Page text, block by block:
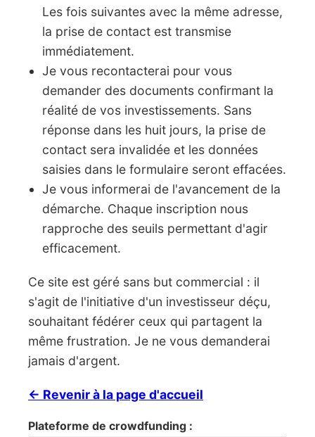
Les fois suivantes avec la même adresse,
la prise de contact est transmise
immédiatement.
Je vous recontacterai pour vous
demander des documents confirmant la
réalité de vos investissements. Sans
réponse dans les huit jours, la prise de
contact sera invalidée et les données
saisies dans le formulaire seront effacées.
Je vous informerai de l'avancement de la
démarche. Chaque inscription nous
rapproche des seuils permettant d'agir
efficacement.
Ce site est géré sans but commercial : il
s'agit de l'initiative d'un investisseur déçu,
souhaitant fédérer ceux qui partagent la
même frustration. Je ne vous demanderai
jamais d'argent.
← Revenir à la page d'accueil
Plateforme de crowdfunding :